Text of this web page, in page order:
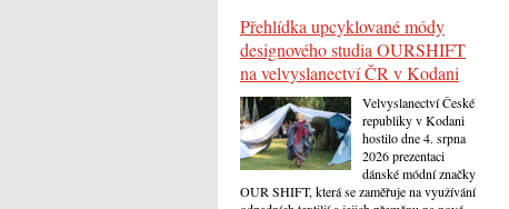
Přehlídka upcyklované módy
designového studia OURSHIFT
na velvyslanectví ČR v Kodani
Velvyslanectví České
republiky v Kodani
hostilo dne 4. srpna
2026 prezentaci
dánské módní značky
OUR SHIFT, která se zaměřuje na využívání